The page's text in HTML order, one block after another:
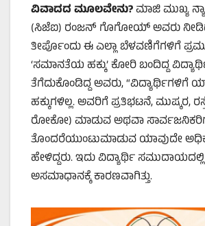
ವಿವಾದದ ಮೂಲವೇನು?ಮಾಜಿ ಮುಖ್ಯ
(ಸಿಜೆಐ) ರಂಜನ್ ಗೊಗೋಯ್ ಅವರು
ತೀರ್ಪೊಂದು ಈ ಎಲ್ಲಾ ಬೆಳವಣಿಗೆಗಳಿಗೆ
‘ಸಮಾನತೆಯ ಹಕ್ಕು’ ಕೋರಿ ಬಂದಿದ್ದ
ತೆಗೆದುಕೊಂಡಿದ್ದ ಅವರು, “ವಿದ್ಯಾರ್ಥಿಗಳಿಗೆ
ಹಕ್ಕುಗಳಿಲ್ಲ. ಅವರಿಗೆ ಪ್ರತಿಭಟನೆ, ಮುಷ್ಕರ,
ರೋಕೋ) ಮಾಡುವ ಅಥವಾ
ತೊಂದರೆಯುಂಟುಮಾಡುವ ಯಾವುದೇ
ಹೇಳಿದ್ದರು. ಇದು ವಿದ್ಯಾರ್ಥಿ ಸಮುದಾಯದಲ್ಲಿ
ಅಸಮಾಧಾನಕ್ಕೆ ಕಾರಣವಾಗಿತ್ತು.